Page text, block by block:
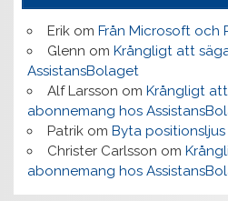
Erikom Från Microsoft och
Glenn om Krångligt att
AssistansBolaget
Alf Larsson om Krångligt
abonnemang hos
Patrikom Byta positionsljus
Christer Carlsson om
abonnemang hos